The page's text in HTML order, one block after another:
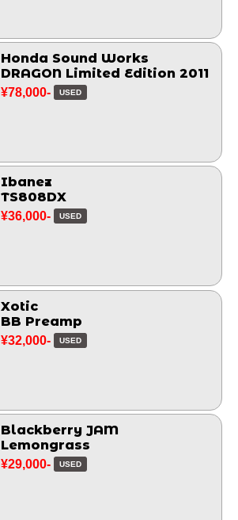
Honda Sound Works
DRAGON Limited Edition 2011
¥78,000- USED
Ibanez
TS808DX
¥36,000- USED
Xotic
BB Preamp
¥32,000- USED
Blackberry JAM
Lemongrass
¥29,000- USED